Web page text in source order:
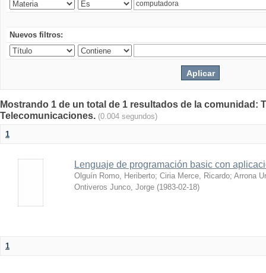
Nuevos filtros:
Mostrando 1 de un total de 1 resultados de la comunidad:
Telecomunicaciones. (0.004 segundos)
1
Lenguaje de programación basic con
Olguín Romo, Heriberto; Ciria Merce, Ricardo; Arrona
Ontiveros Junco, Jorge (1983-02-18)
1